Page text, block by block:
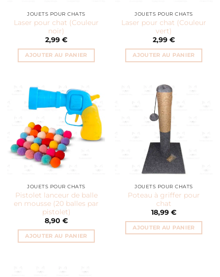
JOUETS POUR CHATS
Laser pour chat (Couleur
noir)
2,99 €
AJOUTER AU PANIER
JOUETS POUR CHATS
Laser pour chat (Couleur
vert)
2,99 €
AJOUTER AU PANIER
JOUETS POUR CHATS
Pistolet lanceur de balle
en mousse (20 balles par
pistolet)
8,90 €
AJOUTER AU PANIER
JOUETS POUR CHATS
Poteau à griffer pour
chat
18,99 €
AJOUTER AU PANIER